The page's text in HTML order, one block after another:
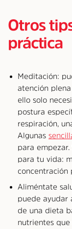
Otros
práctica
Meditación:
atención
ello solo
postura
respiración,
Algunas
para empezar.
para tu vida:
concentración
Aliméntate
puede ayudar
de una dieta
nutrientes que